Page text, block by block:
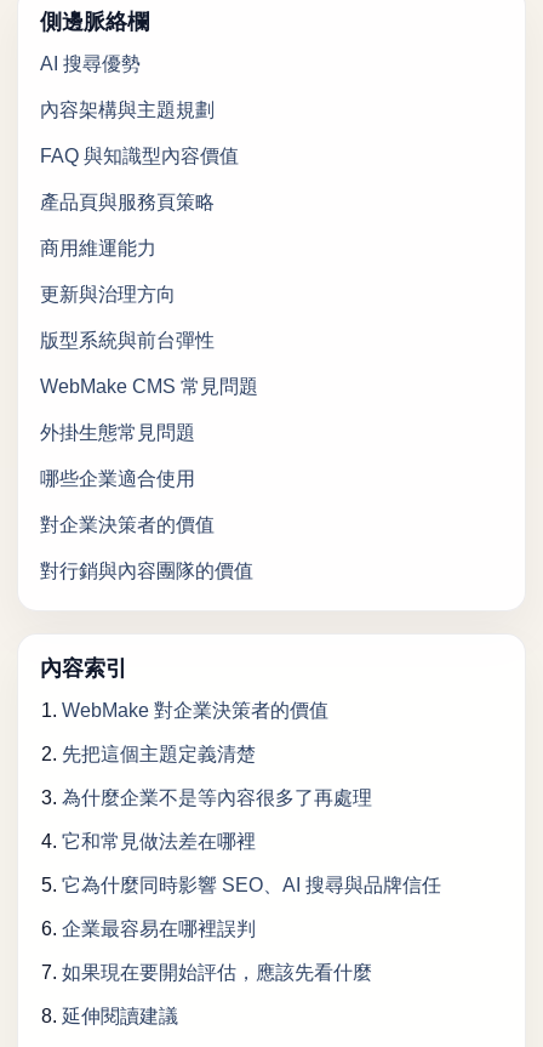
側邊脈絡欄
AI 搜尋優勢
內容架構與主題規劃
FAQ 與知識型內容價值
產品頁與服務頁策略
商用維運能力
更新與治理方向
版型系統與前台彈性
WebMake CMS 常見問題
外掛生態常見問題
哪些企業適合使用
對企業決策者的價值
對行銷與內容團隊的價值
內容索引
WebMake 對企業決策者的價值
先把這個主題定義清楚
為什麼企業不是等內容很多了再處理
它和常見做法差在哪裡
它為什麼同時影響 SEO、AI 搜尋與品牌信任
企業最容易在哪裡誤判
如果現在要開始評估，應該先看什麼
延伸閱讀建議